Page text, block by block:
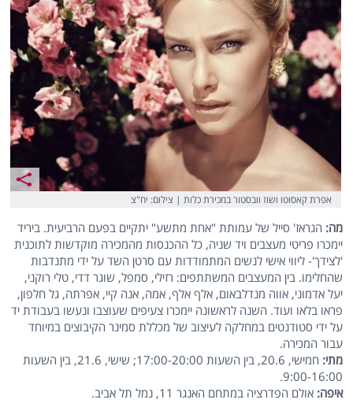
אפרת קאסוטו ושוז וובסטור במכירת כלות | צילום: יח"צ
מה: הגראז' סייל של עמותת "אחת מתשע" יתקיים בפעם הרביעית. ביריד
יימכרו פריטי מעצבים ויד שניה, כל ההכנסות מהמכירה מוקדשות לתוכנית
'לצידך'- ליווי אישי לנשים המתמודדות עם סרטן השד על ידי מתנדבות
שהחלימו. בין המעצבים המשתתפים: רזילי, סמפל, שוגר דדי, טלי רוקני,
יעל אדמוני, אווה מנדלבאום, אלף אלף, אמה, אנה קיי, אפרתה, גל חלפון,
פראו בלאו ועוד. השנה לראשונה יימכרו צעיפים שעוצבו ונעשו בעבודת יד
על ידי סטודנטים במחלקה לעיצוב של מכללת סמינר הקיבוצים במיוחד
עבור המכירה.
מתי:
חמישי, 20.6, בין השעות 17:00-20:00; שישי, 21.6, בין השעות
9:00-16:00.
איפה:אולם הפדרציה במתחם האנגר 11, נמל תל אביב.